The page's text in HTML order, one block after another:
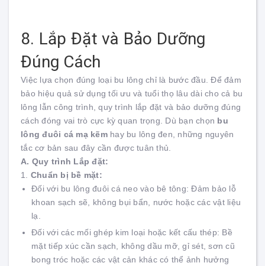
8. Lắp Đặt và Bảo Dưỡng
Đúng Cách
Việc lựa chọn đúng loại bu lông chỉ là bước đầu. Để đảm
bảo hiệu quả sử dụng tối ưu và tuổi thọ lâu dài cho cả bu
lông lẫn công trình, quy trình lắp đặt và bảo dưỡng đúng
cách đóng vai trò cực kỳ quan trọng. Dù bạn chọn bu
lông đuôi cá mạ kẽmhay bu lông đen, những nguyên
tắc cơ bản sau đây cần được tuân thủ.
A. Quy trình Lắp đặt:
1. Chuẩn bị bề mặt:
Đối với bu lông đuôi cá neo vào bê tông: Đảm bảo lỗ
khoan sạch sẽ, không bụi bẩn, nước hoặc các vật liệu
lạ.
Đối với các mối ghép kim loại hoặc kết cấu thép: Bề
mặt tiếp xúc cần sạch, không dầu mỡ, gỉ sét, sơn cũ
bong tróc hoặc các vật cản khác có thể ảnh hưởng